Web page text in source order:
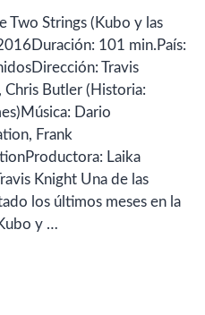
Two Strings (Kubo y las
101 min.País:
Travis
Chris Butler (Historia:
Dario
Frank
Laika
Knight Una de las
los últimos meses en la
y …